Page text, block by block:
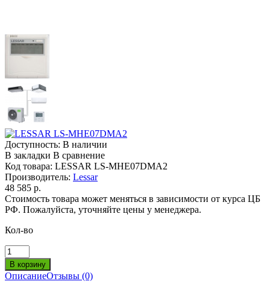
Доступность: В наличии
В закладки В сравнение
Код товара: LESSAR LS-MHE07DMA2
Производитель: Lessar
48 585 р.
Стоимость товара может меняться в зависимости от курса ЦБ
РФ. Пожалуйста, уточняйте цены у менеджера.
Кол-во
ОписаниеОтзывы (0)